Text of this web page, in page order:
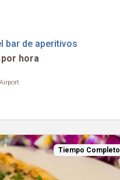
bar de aperitivos
por hora
Tiempo Completo